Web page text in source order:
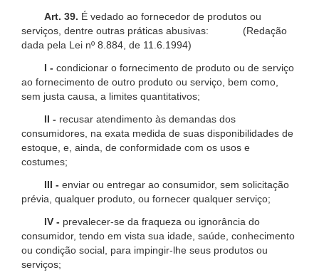
Art. 39. É vedado ao fornecedor de produtos ou
serviços, dentre outras práticas abusivas: (Redação
dada pela Lei nº 8.884, de 11.6.1994)
I - condicionar o fornecimento de produto ou de serviço
ao fornecimento de outro produto ou serviço, bem como,
sem justa causa, a limites quantitativos;
II - recusar atendimento às demandas dos
consumidores, na exata medida de suas disponibilidades de
estoque, e, ainda, de conformidade com os usos e
costumes;
III - enviar ou entregar ao consumidor, sem solicitação
prévia, qualquer produto, ou fornecer qualquer serviço;
IV - prevalecer-se da fraqueza ou ignorância do
consumidor, tendo em vista sua idade, saúde, conhecimento
ou condição social, para impingir-lhe seus produtos ou
serviços;